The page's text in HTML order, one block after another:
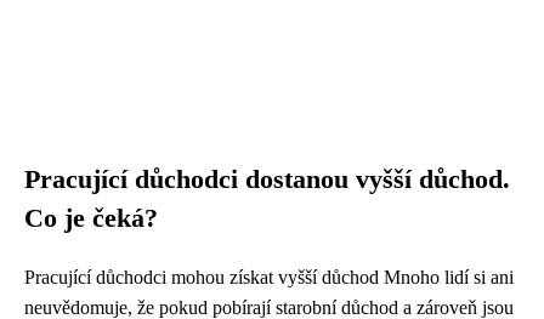
Pracující důchodci dostanou vyšší důchod.
Co je čeká?
Pracující důchodci mohou získat vyšší důchod Mnoho lidí si ani
neuvědomuje, že pokud pobírají starobní důchod a zároveň jsou